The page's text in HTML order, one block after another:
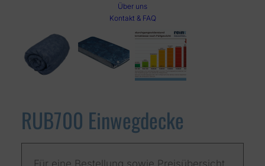
Über uns
Kontakt & FAQ
RUB700 Einwegdecke
Für eine Bestellung sowie Preisübersicht